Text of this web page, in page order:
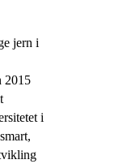
jern i
2015
i